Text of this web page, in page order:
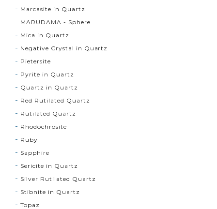
Marcasite in Quartz
MARUDAMA - Sphere
Mica in Quartz
Negative Crystal in Quartz
Pietersite
Pyrite in Quartz
Quartz in Quartz
Red Rutilated Quartz
Rutilated Quartz
Rhodochrosite
Ruby
Sapphire
Sericite in Quartz
Silver Rutilated Quartz
Stibnite in Quartz
Topaz